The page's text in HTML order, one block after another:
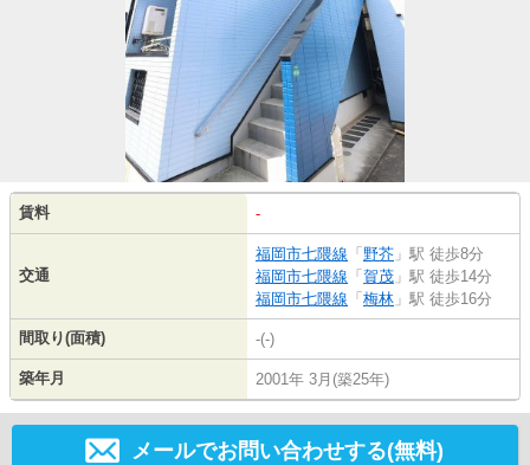
賃料 -
交通
福岡市七隈線 「 野芥 」駅 徒歩8分
福岡市七隈線 「 賀茂 」駅 徒歩14分
福岡市七隈線 「 梅林 」駅 徒歩16分
間取り(面積) -(-)
築年月 2001年 3月(築25年)
メールでお問い合わせする(無料)